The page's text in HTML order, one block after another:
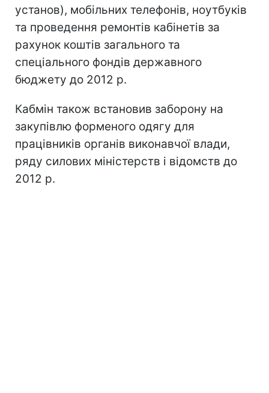
установ), мобільних телефонів, ноутбуків
та проведення ремонтів кабінетів за
рахунок коштів загального та
спеціального фондів державного
бюджету до 2012 р.
Кабмін також встановив заборону на
закупівлю форменого одягу для
працівників органів виконавчої влади,
ряду силових міністерств і відомств до
2012 р.